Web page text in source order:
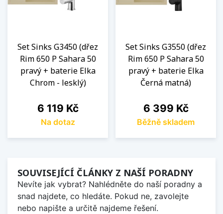
Set Sinks G3450 (dřez
Rim 650 P Sahara 50
pravý + baterie Elka
Chrom - lesklý)
Cena
6 119 Kč
Na dotaz
Set Sinks G3550 (dřez
Rim 650 P Sahara 50
pravý + baterie Elka
Černá matná)
Cena
6 399 Kč
Běžně skladem
SOUVISEJÍCÍ ČLÁNKY Z NAŠÍ PORADNY
Nevíte jak vybrat? Nahlédněte do naší poradny a
snad najdete, co hledáte. Pokud ne, zavolejte
nebo napište a určitě najdeme řešení.